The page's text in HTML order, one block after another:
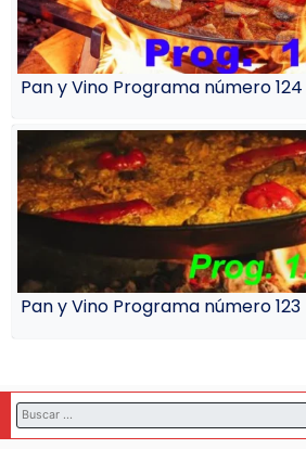
Pan y Vino Programa número 124
Pan y Vino Programa número 123